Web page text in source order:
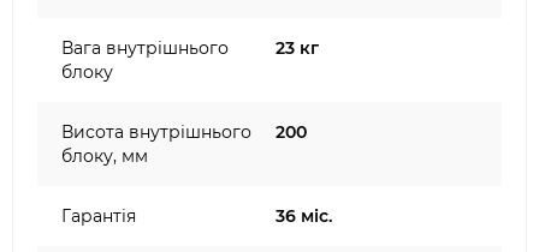
Вага внутрішнього
блоку
23 кг
Висота внутрішнього
блоку, мм
200
Гарантія 36 міс.